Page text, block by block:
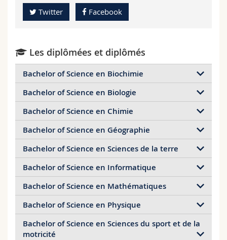
Twitter Facebook
Les diplômées et diplômés
Bachelor of Science en Biochimie
Emna Abdennadher
Noéline Héritier
Lara Montoro
Thomas Robyr
Bachelor of Science en Biologie
Christopher Aeschbacher
Sara Ambrosioni
Marguerite Cécile Marie Barotte
Alison Eugénie Bender
Bachelor of Science en Chimie
Baptiste Chapuis
Luca Condrau
Daela Milinkovic
Bachelor of Science en Géographie
Emanuel Berchtold
Camilla Bettosini
Noalie Biedermann
Bachelor of Science en Sciences de la terre
Daniela Bornet
Lucas Boschung
Bachelor of Science en Informatique
Mustapha Al-Dabboussi
Sébastien Anthamatten
Bachelor of Science en Mathématiques
Heeara Agrawal
Bachelor of Science en Physique
Mahault Berset
Bachelor of Science en Sciences du sport et de la
motricité